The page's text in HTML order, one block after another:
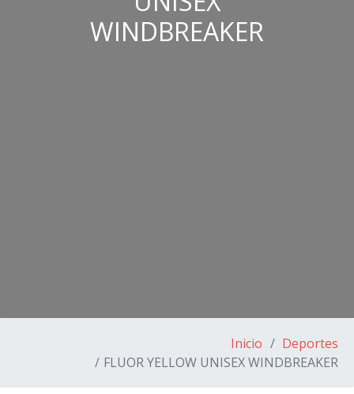
WINDBREAKER
Inicio
Deportes
FLUOR YELLOW UNISEX WINDBREAKER